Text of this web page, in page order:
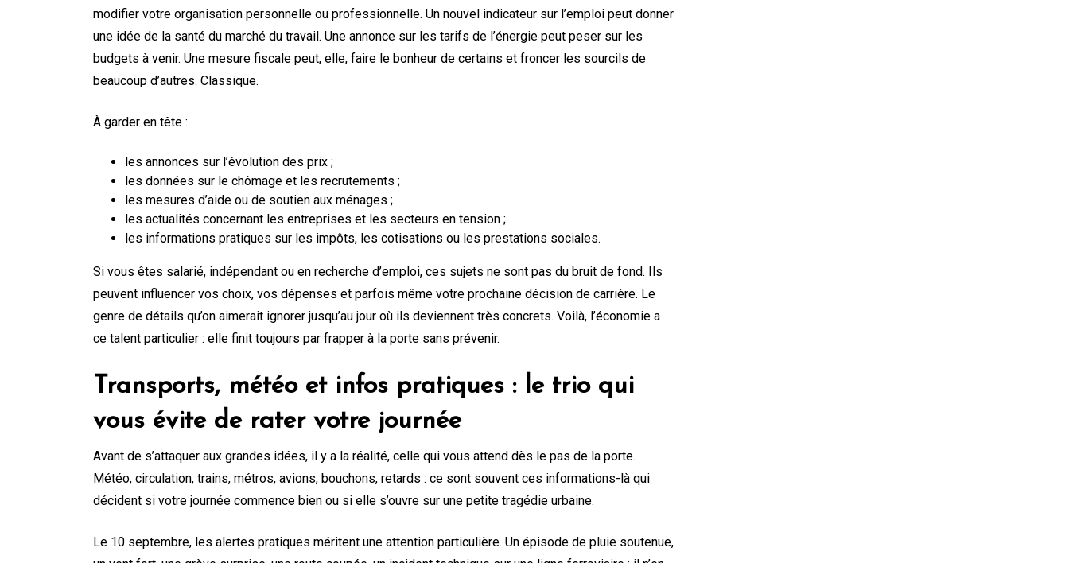
modifier votre organisation personnelle ou professionnelle. Un nouvel indicateur sur l’emploi peut donner
une idée de la santé du marché du travail. Une annonce sur les tarifs de l’énergie peut peser sur les
budgets à venir. Une mesure fiscale peut, elle, faire le bonheur de certains et froncer les sourcils de
beaucoup d’autres. Classique.
À garder en tête :
les annonces sur l’évolution des prix ;
les données sur le chômage et les recrutements ;
les mesures d’aide ou de soutien aux ménages ;
les actualités concernant les entreprises et les secteurs en tension ;
les informations pratiques sur les impôts, les cotisations ou les prestations sociales.
Si vous êtes salarié, indépendant ou en recherche d’emploi, ces sujets ne sont pas du bruit de fond. Ils
peuvent influencer vos choix, vos dépenses et parfois même votre prochaine décision de carrière. Le
genre de détails qu’on aimerait ignorer jusqu’au jour où ils deviennent très concrets. Voilà, l’économie a
ce talent particulier : elle finit toujours par frapper à la porte sans prévenir.
Transports, météo et infos pratiques : le trio qui
vous évite de rater votre journée
Avant de s’attaquer aux grandes idées, il y a la réalité, celle qui vous attend dès le pas de la porte.
Météo, circulation, trains, métros, avions, bouchons, retards : ce sont souvent ces informations-là qui
décident si votre journée commence bien ou si elle s’ouvre sur une petite tragédie urbaine.
Le 10 septembre, les alertes pratiques méritent une attention particulière. Un épisode de pluie soutenue,